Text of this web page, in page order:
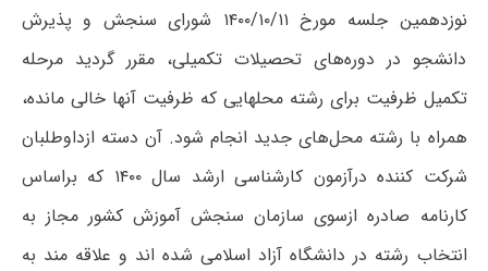
نوزدهمین جلسه مورخ ۱۴۰۰/۱۰/۱۱ شورای سنجش و پذیرش
دانشجو در دوره‌های تحصیلات تکمیلی، مقرر گردید مرحله
تکمیل ظرفیت برای رشته محلهایی که ظرفیت آنها خالی مانده،
همراه با رشته محل‌های جدید انجام شود. آن دسته ازداوطلبان
شرکت کننده درآزمون کارشناسی ارشد سال ۱۴۰۰ که براساس
کارنامه صادره ازسوی سازمان سنجش آموزش کشور مجاز به
انتخاب رشته در دانشگاه آزاد اسلامی شده اند و علاقه مند به